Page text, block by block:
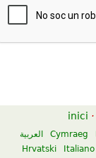
inici ·
العربية Cymraeg
Hrvatski
Italiano